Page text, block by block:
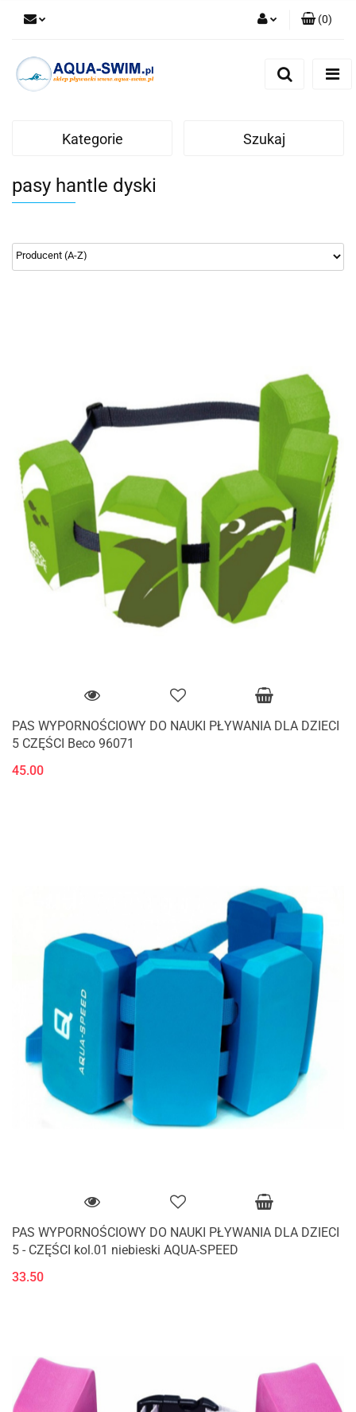
(0)
Kategorie Szukaj
pasy hantle dyski
PAS WYPORNOŚCIOWY DO NAUKI PŁYWANIA DLA DZIECI
5 CZĘŚCI Beco 96071
45.00
PAS WYPORNOŚCIOWY DO NAUKI PŁYWANIA DLA DZIECI
5 - CZĘŚCI kol.01 niebieski AQUA-SPEED
33.50